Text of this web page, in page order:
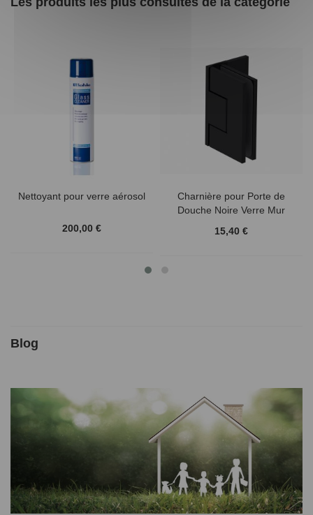
Nettoyant pour verre aérosol
200,00 €
Charnière pour Porte de
Douche Noire Verre Mur
15,40 €
Blog